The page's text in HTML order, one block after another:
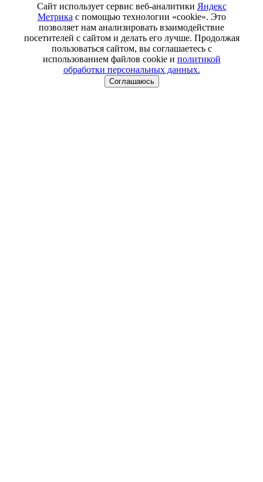
Сайт использует сервис веб-аналитики Яндекс
Метрика с помощью технологии «cookie». Это
позволяет нам анализировать взаимодействие
посетителей с сайтом и делать его лучше. Продолжая
пользоваться сайтом, вы соглашаетесь с
использованием файлов cookie и политикой
обработки персональных данных.
Соглашаюсь